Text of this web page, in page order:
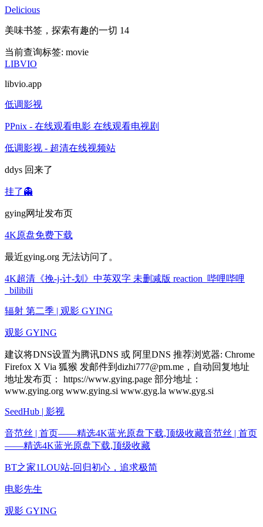
Delicious
美味书签，探索有趣的一切 14
当前查询标签: movie
LIBVIO
libvio.app
低调影视
PPnix - 在线观看电影 在线观看电视剧
低调影视 - 超清在线视频站
ddys 回来了
挂了👻
gying网址发布页
4K原盘免费下载
最近gying.org 无法访问了。
4K超清《挽-j-计-划》中英双字 未删减版 reaction_哔哩哔哩
_bilibili
辐射 第二季 | 观影 GYING
观影 GYING
建议将DNS设置为腾讯DNS 或 阿里DNS 推荐浏览器: Chrome
Firefox X Via 狐猴 发邮件到 dizhi777@pm.me ，自动回复地址
地址发布页： https://www.gying.page 部分地址：
www.gying.org www.gying.si www.gyg.la www.gyg.si
SeedHub | 影视
音范丝 | 首页——精选4K蓝光原盘下载,顶级收藏音范丝 | 首页
——精选4K蓝光原盘下载,顶级收藏
BT之家1LOU站-回归初心，追求极简
电影先生
观影 GYING